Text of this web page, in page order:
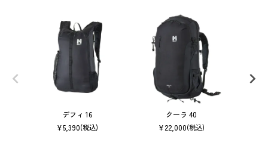
デフィ 16
¥5,390(税込)
クーラ 40
¥22,000(税込)